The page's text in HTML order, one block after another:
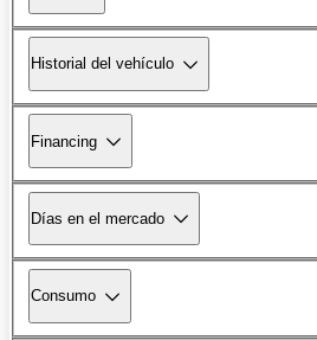
Historial del vehículo
Financing
Días en el mercado
Consumo